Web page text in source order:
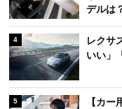
デルは
4
レクサ
いい」
5
【カ